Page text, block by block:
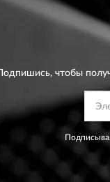
Подпишись, чтобы